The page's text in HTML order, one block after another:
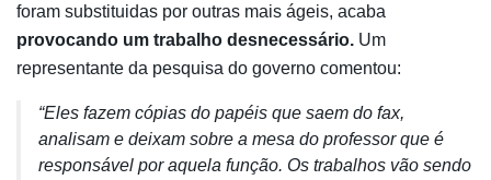
foram substituidas por outras mais ágeis, acaba
provocando um trabalho desnecessário. Um
representante da pesquisa do governo comentou:
“Eles fazem cópias do papéis que saem do fax,
analisam e deixam sobre a mesa do professor que é
responsável por aquela função. Os trabalhos vão sendo